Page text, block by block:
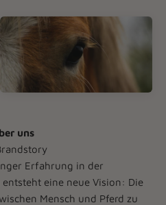
uns
Erfahrung in der
eine neue Vision: Die
Mensch und Pferd zu